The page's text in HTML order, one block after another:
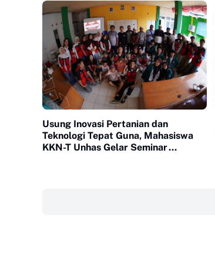
Usung Inovasi Pertanian dan
Teknologi Tepat Guna, Mahasiswa
KKN-T Unhas Gelar Seminar